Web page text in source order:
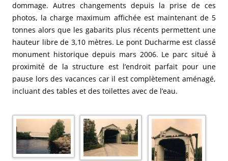
dommage. Autres changements depuis la prise de ces
photos, la charge maximum affichée est maintenant de 5
tonnes alors que les gabarits plus récents permettent une
hauteur libre de 3,10 mètres. Le pont Ducharme est classé
monument historique depuis mars 2006. Le parc situé à
proximité de la structure est l’endroit parfait pour une
pause lors des vacances car il est complètement aménagé,
incluant des tables et des toilettes avec de l’eau.